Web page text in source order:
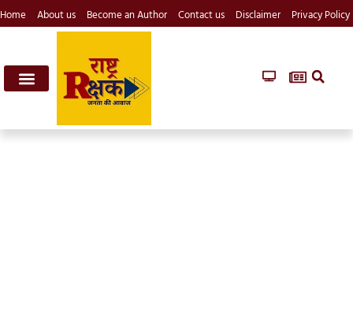
Home About us Become an Author Contact us Disclaimer Privacy Policy